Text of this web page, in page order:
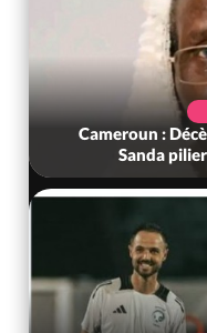
Cameroun :
Sanda